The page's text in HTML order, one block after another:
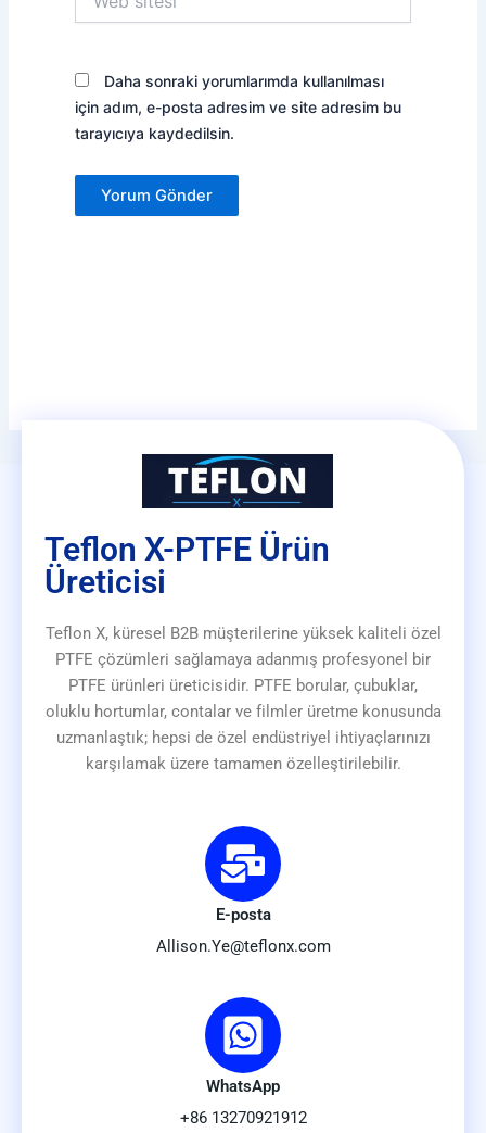
sitesi
Daha sonraki yorumlarımda kullanılması
için adım, e-posta adresim ve site adresim bu
tarayıcıya kaydedilsin.
Teflon X-PTFE Ürün
Üreticisi
Teflon X, küresel B2B müşterilerine yüksek kaliteli özel
PTFE çözümleri sağlamaya adanmış profesyonel bir
PTFE ürünleri üreticisidir. PTFE borular, çubuklar,
oluklu hortumlar, contalar ve filmler üretme konusunda
uzmanlaştık; hepsi de özel endüstriyel ihtiyaçlarınızı
karşılamak üzere tamamen özelleştirilebilir.
E-posta
Allison.Ye@teflonx.com
WhatsApp
+86 13270921912